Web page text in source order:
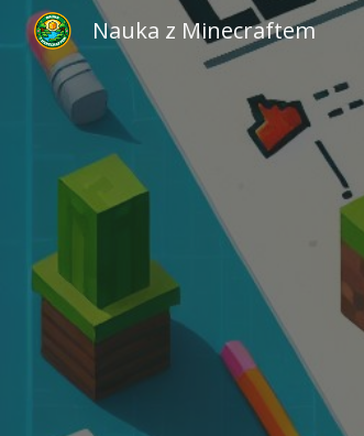
Nauka z Minecraftem